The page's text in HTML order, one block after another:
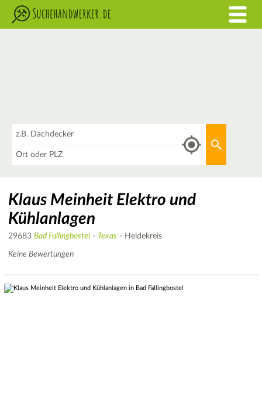
Klaus Meinheit Elektro und
Kühlanlagen
29683 Bad Fallingbostel - Texas - Heidekreis
Keine Bewertungen